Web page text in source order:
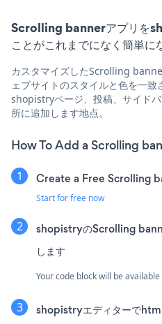
Scrolling bannerアプリを
ことがこれまでになく簡単に
カスタマイズしたScrolling
ェブサイトのスタイルと色を一
shopistryページ、投稿、サイド
所に追加します地点。
How To Add a Scrolling
Create a Free Scrolling
Start for free now
shopistryのScrolling
します
Your code block will be
shopistryエディターで